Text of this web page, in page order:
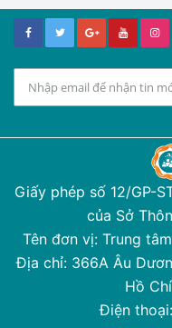
Giấy phép số 12/GP-
của Sở
Tên đơn vị: Trung
Địa chỉ: 366A Âu
Hồ
Điện